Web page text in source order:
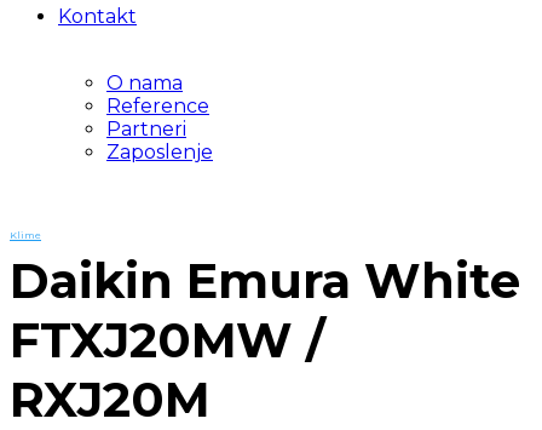
Kontakt
O nama
Reference
Partneri
Zaposlenje
Klime
Daikin Emura White
FTXJ20MW /
RXJ20M